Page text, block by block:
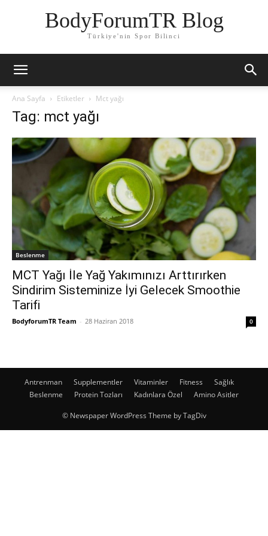
BodyForumTR Blog
Türkiye'nin Spor Bilinci
Ana Sayfa Etiketler Mct yağı
Tag: mct yağı
Beslenme
MCT Yağı İle Yağ Yakımınızı Arttırırken
Sindirim Sisteminize İyi Gelecek Smoothie
Tarifi
BodyforumTR Team - 28 Haziran 2018 0
Antrenman Supplementler Vitaminler Fitness
Sağlık
Beslenme
Protein Tozları Kadınlara Özel Amino Asitler
© Newspaper WordPress Theme by TagDiv